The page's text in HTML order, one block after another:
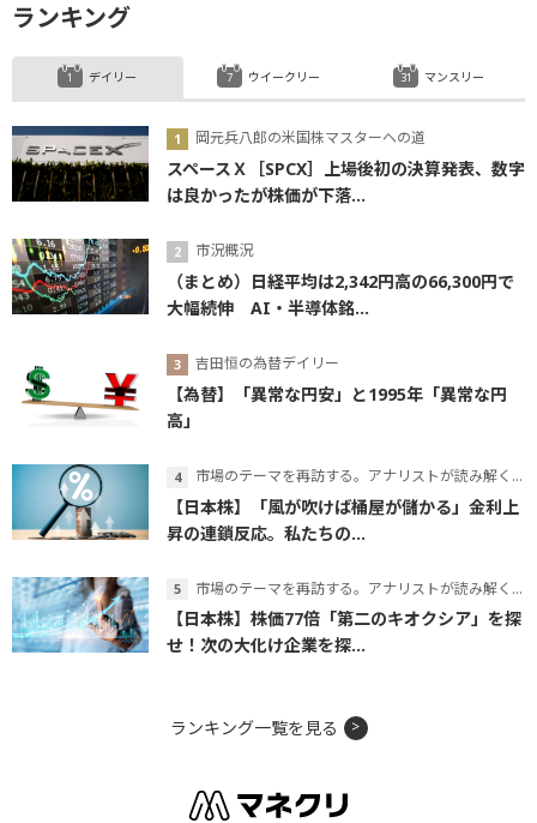
ランキング
デイリー
岡元兵八郎の米国株マスターへの道
スペースＸ［SPCX］上場後初の決算発表、数字
は良かったが株価が下落...
市況概況
（まとめ）日経平均は2,342円高の66,300円で
大幅続伸 AI・半導体銘...
吉田恒の為替デイリー
【為替】「異常な円安」と1995年「異常な円
高」
市場のテーマを再訪する。アナリストが読み解くテーマの本質
【日本株】「風が吹けば桶屋が儲かる」金利上
昇の連鎖反応。私たちの...
市場のテーマを再訪する。アナリストが読み解くテーマの本質
【日本株】株価77倍「第二のキオクシア」を探
せ！次の大化け企業を探...
ウイークリー マンスリー
ランキング一覧を見る